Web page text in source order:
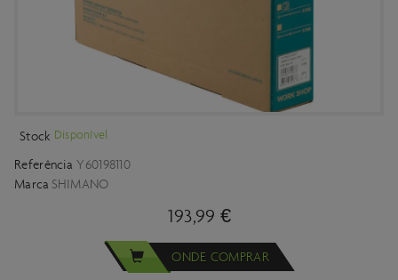
Stock Disponível
Referência Y60198110
Marca SHIMANO
193,99 €
ONDE COMPRAR